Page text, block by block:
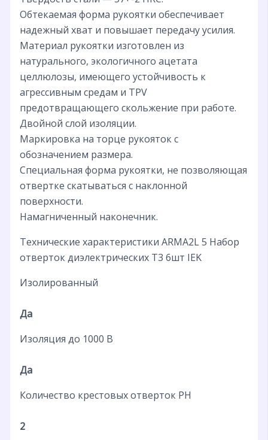
Обтекаемая форма рукоятки обеспечивает
надежный хват и повышает передачу усилия.
Материал рукоятки изготовлен из
натурального, экологичного ацетата
целлюлозы, имеющего устойчивость к
агрессивным средам и TPV
предотвращающего скольжение при работе.
Двойной слой изоляции.
Маркировка на торце рукояток с
обозначением размера.
Специальная форма рукоятки, не позволяющая
отвертке скатываться с наклонной
поверхности.
Намагниченный наконечник.
Технические характеристики ARMA2L 5 Набор
отверток диэлектрических Т3 6шт IEK
Изолированный
Да
Изоляция до 1000 В
Да
Количество крестовых отверток PH
2